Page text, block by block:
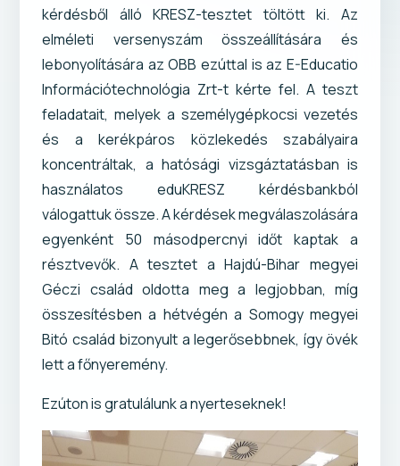
kérdésből álló KRESZ-tesztet töltött ki. Az
elméleti versenyszám összeállítására és
lebonyolítására az OBB ezúttal is az E-Educatio
Információtechnológia Zrt-t kérte fel. A teszt
feladatait, melyek a személygépkocsi vezetés
és a kerékpáros közlekedés szabályaira
koncentráltak, a hatósági vizsgáztatásban is
használatos eduKRESZ kérdésbankból
válogattuk össze. A kérdések megválaszolására
egyenként 50 másodpercnyi időt kaptak a
résztvevők. A tesztet a Hajdú-Bihar megyei
Géczi család oldotta meg a legjobban, míg
összesítésben a hétvégén a Somogy megyei
Bitó család bizonyult a legerősebbnek, így övék
lett a főnyeremény.
Ezúton is gratulálunk a nyerteseknek!